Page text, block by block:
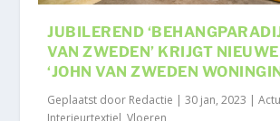
JUBILEREND
VAN ZWEDEN’ KRIJGT
‘JOHN VAN ZWEDEN
Geplaatst door Redactie |30 jan, 2023 |
Interieurtextiel,Vloeren